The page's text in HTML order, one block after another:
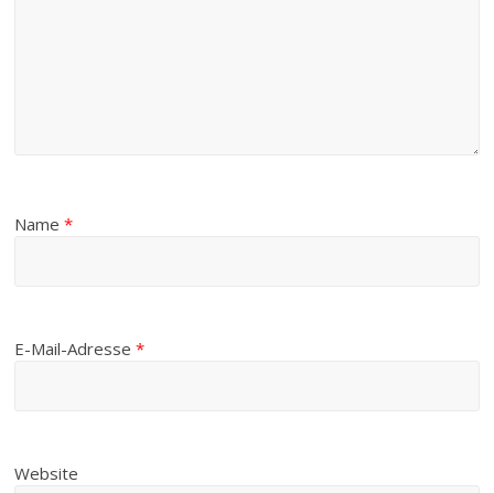
Name*
E-Mail-Adresse*
Website